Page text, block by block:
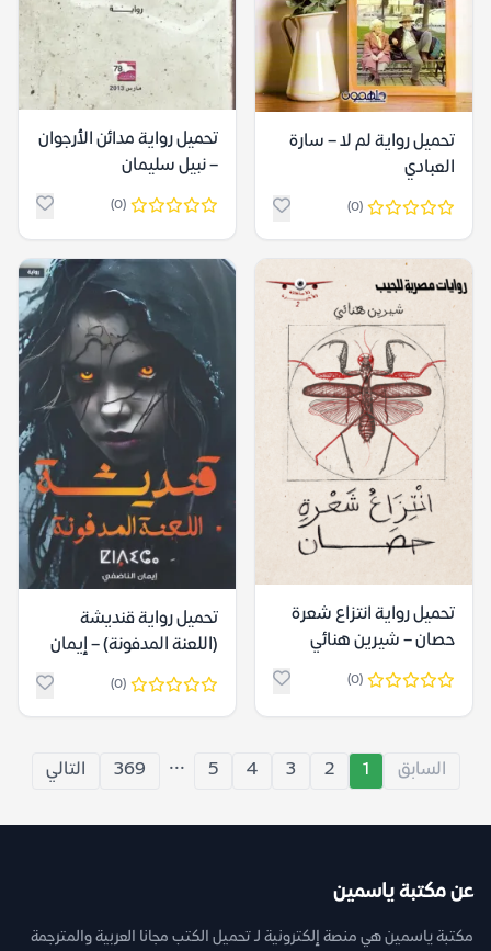
تحميل رواية لم لا – سارة
العبادي
(0)
تحميل رواية مدائن الأرجوان
– نبيل سليمان
(0)
تحميل رواية انتزاع شعرة
حصان – شيرين هنائي
(0)
تحميل رواية قنديشة
(اللعنة المدفونة) – إيمان
الناضفي
(0)
السابق 1
2
3
4
5
...
369 التالي
عن مكتبة ياسمين
مكتبة ياسمين هي منصة إلكترونية لـ تحميل الكتب مجانا العربية والمترجمة